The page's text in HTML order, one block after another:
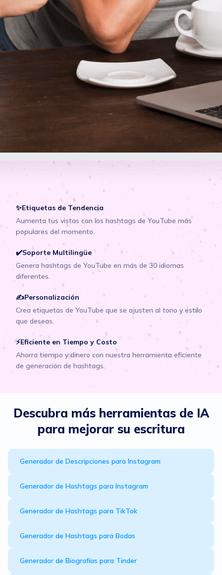
✨Etiquetas de Tendencia
Aumenta tus vistas con los hashtags de YouTube más
populares del momento.
✔️Soporte Multilingüe
Genera hashtags de YouTube en más de 30 idiomas
diferentes.
✍Personalización
Crea etiquetas de YouTube que se ajusten al tono y estilo
que deseas.
⚡Eficiente en Tiempo y Costo
Ahorra tiempo y dinero con nuestra herramienta eficiente
de generación de hashtags.
Descubra más herramientas de IA
para mejorar su escritura
Generador de Descripciones para Instagram
Generador de Hashtags para Instagram
Generador de Hashtags para TikTok
Generador de Hashtags para Bodas
Generador de Biografías para Tinder